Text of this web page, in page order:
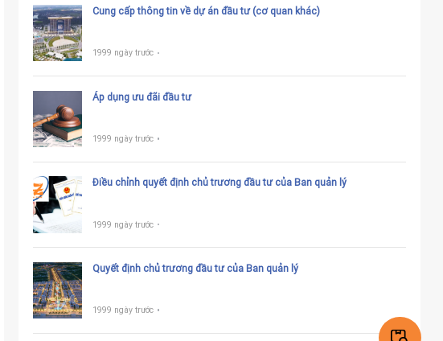
Cung cấp thông tin về dự án đầu tư (cơ quan khác)
1999 ngày trước
Áp dụng ưu đãi đầu tư
1999 ngày trước
Điều chỉnh quyết định chủ trương đầu tư của Ban quản lý
1999 ngày trước
Quyết định chủ trương đầu tư của Ban quản lý
1999 ngày trước